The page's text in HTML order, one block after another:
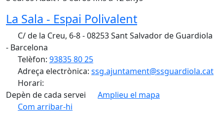
La Sala - Espai Polivalent
C/ de la Creu, 6-8 - 08253 Sant Salvador de Guardiola
- Barcelona
Telèfon: 93835 80 25
Adreça electrònica: ssg.ajuntament@ssguardiola.cat
Horari:
Depèn de cada servei
Amplieu el mapa
Com arribar-hi